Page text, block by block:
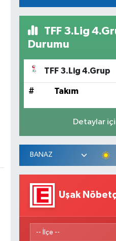
TFF 3.Lig
Durumu
TFF 3.Lig 4.Grup
# Takım
Detaylar
Uşak